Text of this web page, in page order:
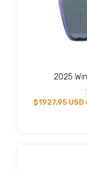
2025
$1927.95 USD